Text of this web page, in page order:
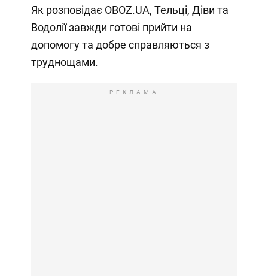
Як розповідає OBOZ.UA, Тельці, Діви та
Водолії завжди готові прийти на
допомогу та добре справляються з
труднощами.
РЕКЛАМА